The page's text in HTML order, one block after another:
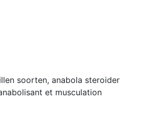
soorten, anabola steroider
et musculation